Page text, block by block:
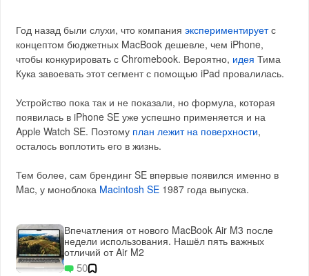
Год назад были слухи, что компанияэкспериментируетс
концептом бюджетных MacBook дешевле, чем iPhone,
чтобы конкурировать с Chromebook. Вероятно, идея Тима
Кука завоевать этот сегмент с помощью iPad провалилась.
Устройство пока так и не показали, но формула, которая
появилась в iPhone SE уже успешно применяется и на
Apple Watch SE. Поэтому план лежит на поверхности,
осталось воплотить его в жизнь.
Тем более, сам брендинг SE впервые появился именно в
Mac, у моноблока Macintosh SE 1987 года выпуска.
Впечатления от нового MacBook Air M3 после
недели использования. Нашёл пять важных
отличий от Air M2
50